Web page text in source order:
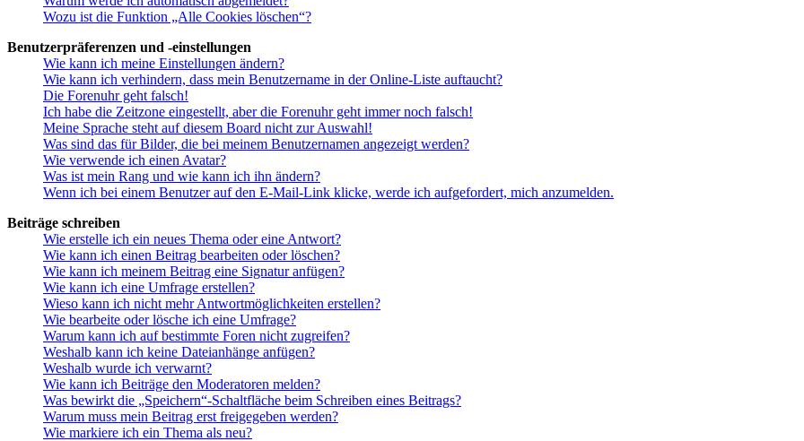
Wozu ist die Funktion „Alle Cookies löschen“?
Benutzerpräferenzen und -einstellungen
Wie kann ich meine Einstellungen ändern?
Wie kann ich verhindern, dass mein Benutzername in der Online-Liste auftaucht?
Die Forenuhr geht falsch!
Ich habe die Zeitzone eingestellt, aber die Forenuhr geht immer noch falsch!
Meine Sprache steht auf diesem Board nicht zur Auswahl!
Was sind das für Bilder, die bei meinem Benutzernamen angezeigt werden?
Wie verwende ich einen Avatar?
Was ist mein Rang und wie kann ich ihn ändern?
Wenn ich bei einem Benutzer auf den E-Mail-Link klicke, werde ich aufgefordert, mich anzumelden.
Beiträge schreiben
Wie erstelle ich ein neues Thema oder eine Antwort?
Wie kann ich einen Beitrag bearbeiten oder löschen?
Wie kann ich meinem Beitrag eine Signatur anfügen?
Wie kann ich eine Umfrage erstellen?
Wieso kann ich nicht mehr Antwortmöglichkeiten erstellen?
Wie bearbeite oder lösche ich eine Umfrage?
Warum kann ich auf bestimmte Foren nicht zugreifen?
Weshalb kann ich keine Dateianhänge anfügen?
Weshalb wurde ich verwarnt?
Wie kann ich Beiträge den Moderatoren melden?
Was bewirkt die „Speichern“-Schaltfläche beim Schreiben eines Beitrags?
Warum muss mein Beitrag erst freigegeben werden?
Wie markiere ich ein Thema als neu?